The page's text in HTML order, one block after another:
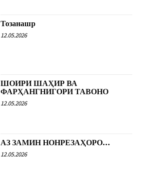
Тозанашр
12.05.2026
ШОИРИ ШАҲИР ВА
ФАРҲАНГНИГОРИ ТАВОНО
12.05.2026
АЗ ЗАМИН НОНРЕЗАҲОРО…
12.05.2026